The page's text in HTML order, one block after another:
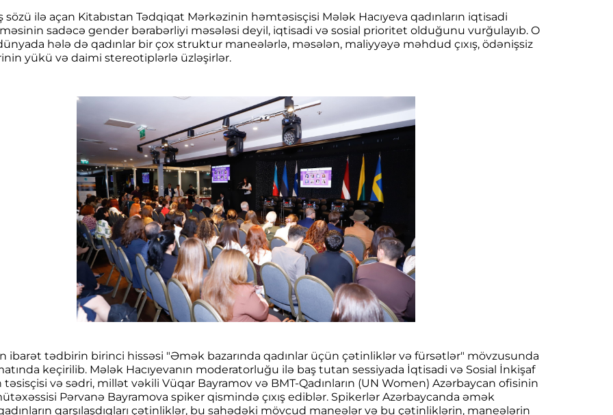
sözü ilə açan Kitabıstan Tədqiqat Mərkəzinin həmtəsisçisi Mələk Hacıyeva qadınların iqtisadi
sadəcə gender bərabərliyi məsələsi deyil, iqtisadi və sosial prioritet olduğunu vurğulayıb. O
hələ də qadınlar bir çox struktur maneələrlə, məsələn, maliyyəyə məhdud çıxış, ödənişsiz
yükü və daimi stereotiplərlə üzləşirlər.
ibarət tədbirin birinci hissəsi "Əmək bazarında qadınlar üçün çətinliklər və fürsətlər" mövzusunda
keçirilib. Mələk Hacıyevanın moderatorluğu ilə baş tutan sessiyada İqtisadi və Sosial İnkişaf
və sədri, millət vəkili Vüqar Bayramov və BMT-Qadınların (UN Women) Azərbaycan ofisinin
Pərvanə Bayramova spiker qismində çıxış ediblər. Spikerlər Azərbaycanda əmək
qarşılaşdıqları çətinliklər, bu sahədəki mövcud maneələr və bu çətinliklərin, maneələrin